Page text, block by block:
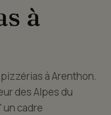
à
à Arenthon.
des Alpes du
cadre